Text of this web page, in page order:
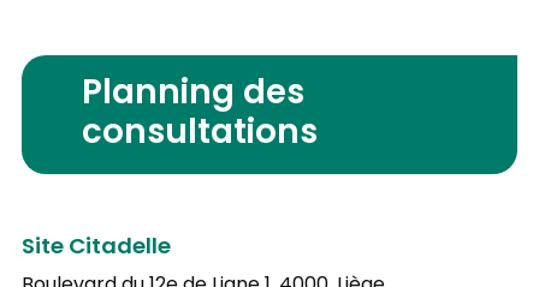
Planning des
consultations
Site Citadelle